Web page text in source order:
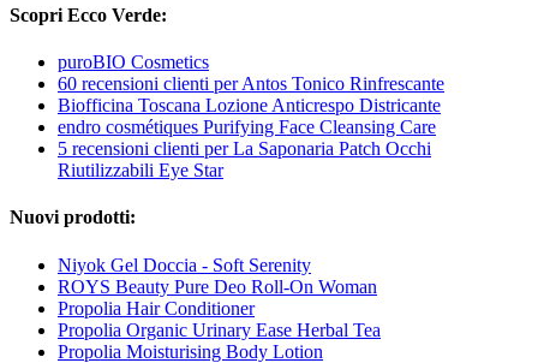
Scopri Ecco Verde:
puroBIO Cosmetics
60 recensioni clienti per Antos Tonico Rinfrescante
Biofficina Toscana Lozione Anticrespo Districante
endro cosmétiques Purifying Face Cleansing Care
5 recensioni clienti per La Saponaria Patch Occhi
Riutilizzabili Eye Star
Nuovi prodotti:
Niyok Gel Doccia - Soft Serenity
ROYS Beauty Pure Deo Roll-On Woman
Propolia Hair Conditioner
Propolia Organic Urinary Ease Herbal Tea
Propolia Moisturising Body Lotion